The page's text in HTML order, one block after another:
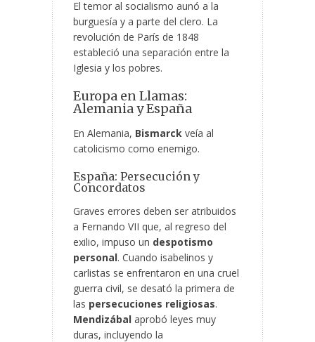
El temor al socialismo aunó a la
burguesía y a parte del clero. La
revolución de París de 1848
estableció una separación entre la
Iglesia y los pobres.
Europa en Llamas:
Alemania y España
En Alemania, Bismarck veía al
catolicismo como enemigo.
España: Persecución y
Concordatos
Graves errores deben ser atribuidos
a Fernando VII que, al regreso del
exilio, impuso un despotismo
personal. Cuando isabelinos y
carlistas se enfrentaron en una cruel
guerra civil, se desató la primera de
las persecuciones religiosas.
Mendizábal aprobó leyes muy
duras, incluyendo la